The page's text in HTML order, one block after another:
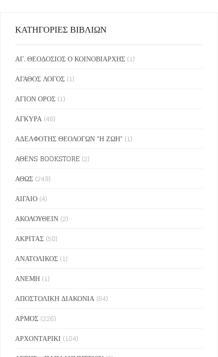
ΚΑΤΗΓΟΡΙΕΣ ΒΙΒΛΙΩΝ
ΑΓ. ΘΕΟΔΟΣΙΟΣ Ο ΚΟΙΝΟΒΙΑΡΧΗΣ (1)
ΑΓΑΘΟΣ ΛΟΓΟΣ (1)
ΑΓΙΟΝ ΟΡΟΣ (1)
ΑΓΚΥΡΑ (46)
ΑΔΕΛΦΟΤΗΣ ΘΕΟΛΟΓΩΝ "Η ΖΩΗ" (1)
ΑΘΕΝS BOOKSTORE (2)
ΑΘΩΣ (249)
ΑΙΓΑΙΟ (4)
ΑΚΟΛΟΥΘΕΙΝ (2)
ΑΚΡΙΤΑΣ (50)
ΑΝΑΤΟΛΙΚΟΣ (1)
ΑΝΕΜΗ (1)
ΑΠΟΣΤΟΛΙΚΗ ΔΙΑΚΟΝΙΑ (64)
ΑΡΜΟΣ (226)
ΑΡΧΟΝΤΑΡΙΚΙ (104)